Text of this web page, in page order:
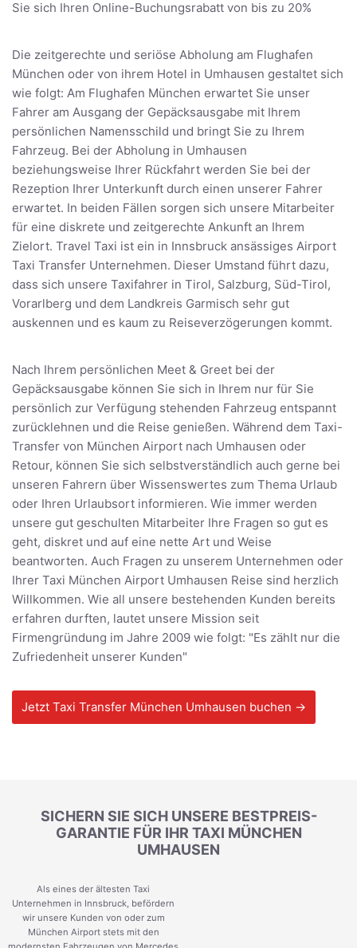
Sie sich Ihren Online-Buchungsrabatt von bis zu 20%
Die zeitgerechte und seriöse Abholung am Flughafen
München oder von ihrem Hotel in Umhausen gestaltet sich
wie folgt: Am Flughafen München erwartet Sie unser
Fahrer am Ausgang der Gepäcksausgabe mit Ihrem
persönlichen Namensschild und bringt Sie zu Ihrem
Fahrzeug. Bei der Abholung in Umhausen
beziehungsweise Ihrer Rückfahrt werden Sie bei der
Rezeption Ihrer Unterkunft durch einen unserer Fahrer
erwartet. In beiden Fällen sorgen sich unsere Mitarbeiter
für eine diskrete und zeitgerechte Ankunft an Ihrem
Zielort. Travel Taxi ist ein in Innsbruck ansässiges Airport
Taxi Transfer Unternehmen. Dieser Umstand führt dazu,
dass sich unsere Taxifahrer in Tirol, Salzburg, Süd-Tirol,
Vorarlberg und dem Landkreis Garmisch sehr gut
auskennen und es kaum zu Reiseverzögerungen kommt.
Nach Ihrem persönlichen Meet & Greet bei der
Gepäcksausgabe können Sie sich in Ihrem nur für Sie
persönlich zur Verfügung stehenden Fahrzeug entspannt
zurücklehnen und die Reise genießen. Während dem Taxi-
Transfer von München Airport nach Umhausen oder
Retour, können Sie sich selbstverständlich auch gerne bei
unseren Fahrern über Wissenswertes zum Thema Urlaub
oder Ihren Urlaubsort informieren. Wie immer werden
unsere gut geschulten Mitarbeiter Ihre Fragen so gut es
geht, diskret und auf eine nette Art und Weise
beantworten. Auch Fragen zu unserem Unternehmen oder
Ihrer Taxi München Airport Umhausen Reise sind herzlich
Willkommen. Wie all unsere bestehenden Kunden bereits
erfahren durften, lautet unsere Mission seit
Firmengründung im Jahre 2009 wie folgt: "Es zählt nur die
Zufriedenheit unserer Kunden"
Jetzt Taxi Transfer München Umhausen buchen →
SICHERN SIE SICH UNSERE BESTPREIS-
GARANTIE FÜR IHR TAXI MÜNCHEN
UMHAUSEN
Als eines der ältesten Taxi
Unternehmen in Innsbruck, befördern
wir unsere Kunden von oder zum
München Airport stets mit den